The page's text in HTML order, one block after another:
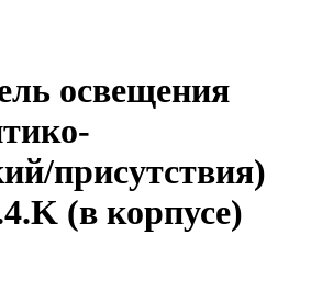
освещения
присутствия)
(в корпусе)